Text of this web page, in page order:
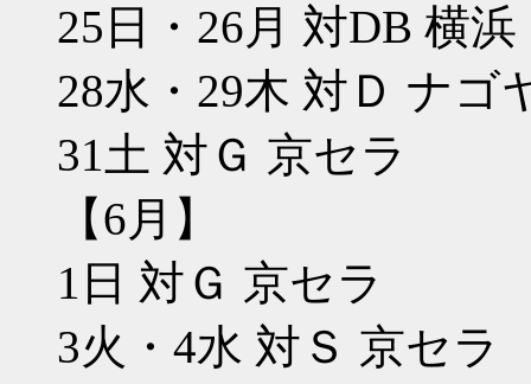
25日・26月 対DB 横浜
28水・29木 対Ｄ ナゴ
31土 対Ｇ 京セラ
【6月】
1日 対Ｇ 京セラ
3火・4水 対Ｓ 京セラ